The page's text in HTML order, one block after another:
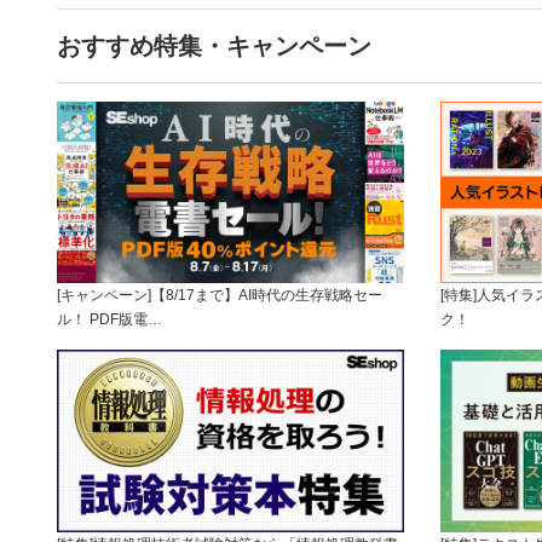
おすすめ特集・キャンペーン
[キャンペーン]【8/17まで】AI時代の生存戦略セー
ル！ PDF版電…
[特集]人気イラ
ク！